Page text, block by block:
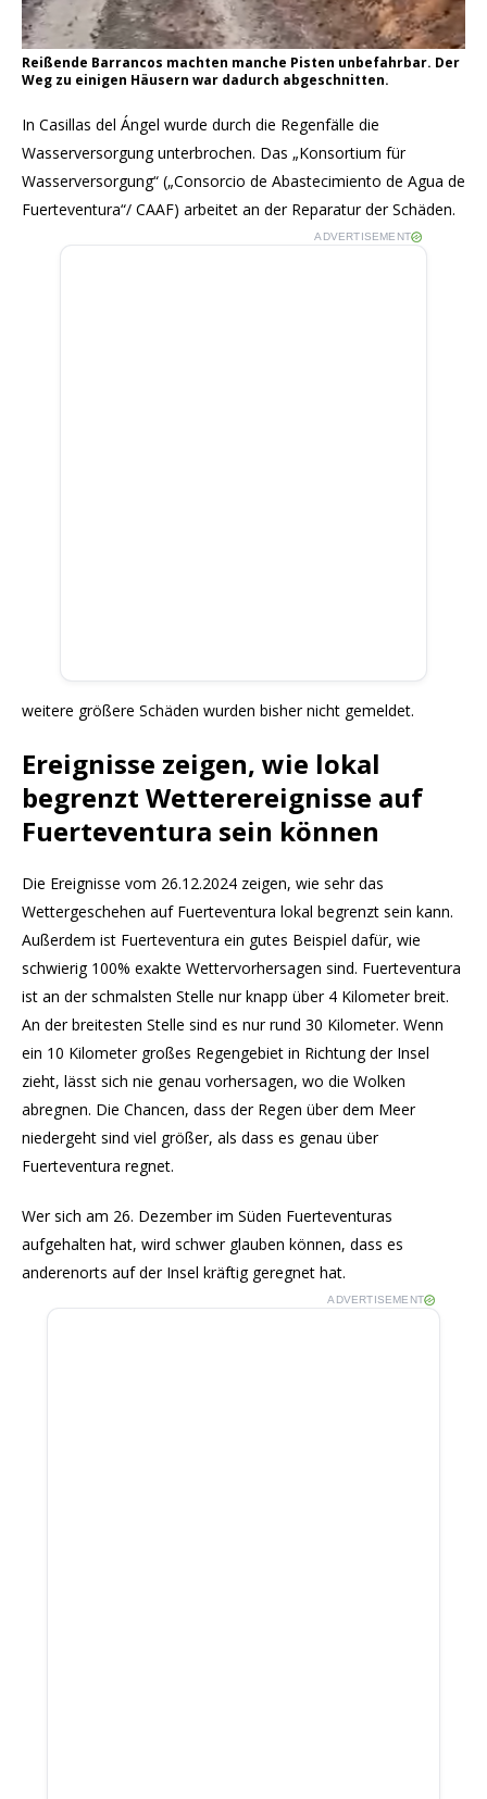
Reißende Barrancos machten manche Pisten unbefahrbar. Der
Weg zu einigen Häusern war dadurch abgeschnitten.
In Casillas del Ángel wurde durch die Regenfälle die
Wasserversorgung unterbrochen. Das „Konsortium für
Wasserversorgung“ („Consorcio de Abastecimiento de Agua de
Fuerteventura“/ CAAF) arbeitet an der Reparatur der Schäden.
ADVERTISEMENT
weitere größere Schäden wurden bisher nicht gemeldet.
Ereignisse zeigen, wie lokal
begrenzt Wetterereignisse auf
Fuerteventura sein können
Die Ereignisse vom 26.12.2024 zeigen, wie sehr das
Wettergeschehen auf Fuerteventura lokal begrenzt sein kann.
Außerdem ist Fuerteventura ein gutes Beispiel dafür, wie
schwierig 100% exakte Wettervorhersagen sind. Fuerteventura
ist an der schmalsten Stelle nur knapp über 4 Kilometer breit.
An der breitesten Stelle sind es nur rund 30 Kilometer. Wenn
ein 10 Kilometer großes Regengebiet in Richtung der Insel
zieht, lässt sich nie genau vorhersagen, wo die Wolken
abregnen. Die Chancen, dass der Regen über dem Meer
niedergeht sind viel größer, als dass es genau über
Fuerteventura regnet.
Wer sich am 26. Dezember im Süden Fuerteventuras
aufgehalten hat, wird schwer glauben können, dass es
anderenorts auf der Insel kräftig geregnet hat.
ADVERTISEMENT